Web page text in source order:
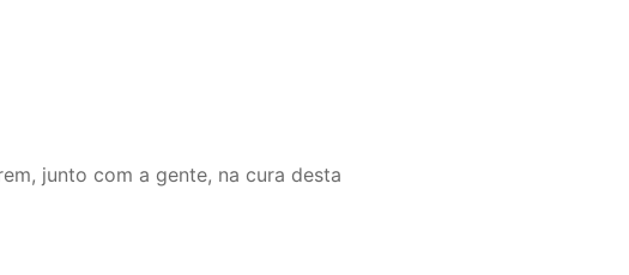
junto com a gente, na cura desta